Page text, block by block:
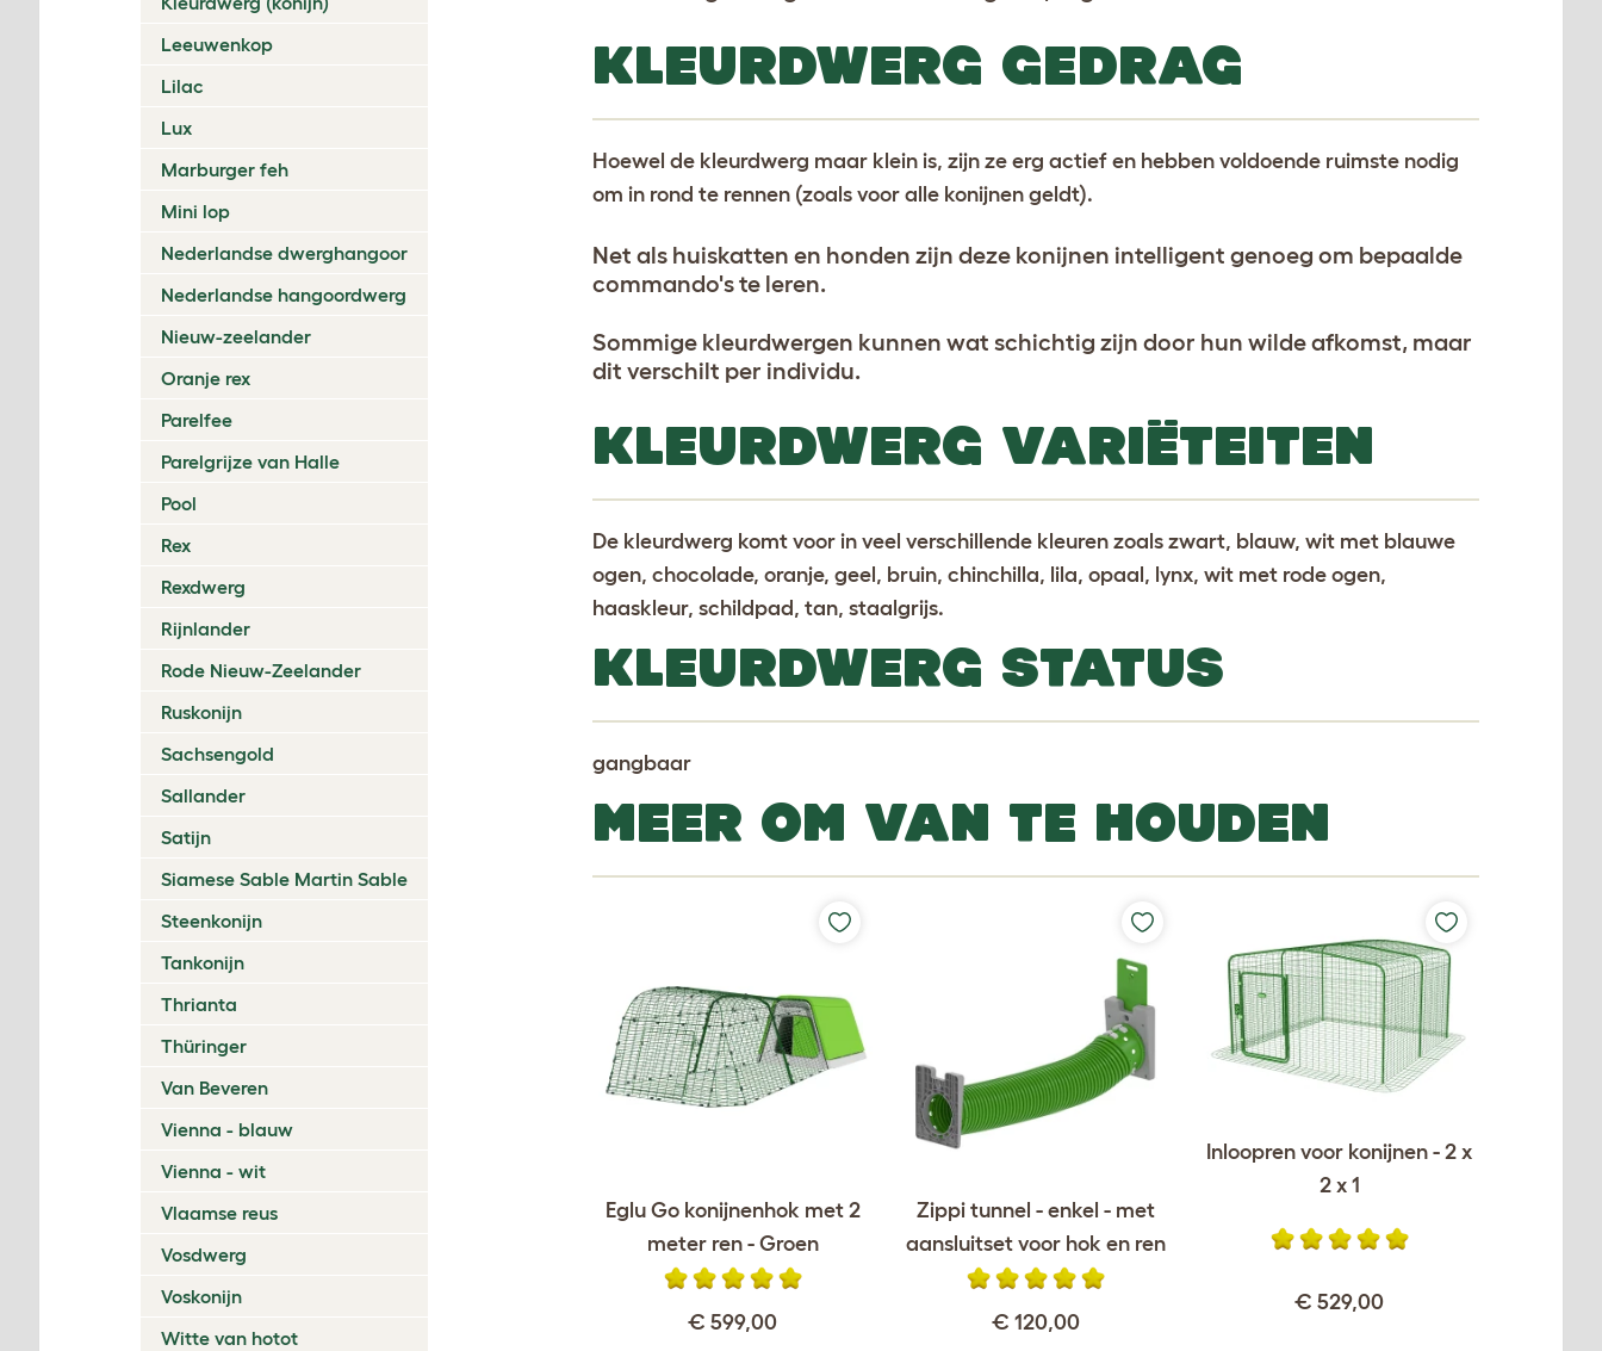
Leeuwenkop
Lilac
Lux
Marburger feh
Mini lop
Nederlandse dwerghangoor
Nederlandse hangoordwerg
Nieuw-zeelander
Oranje rex
Parelfee
Parelgrijze van Halle
Pool
Rex
Rexdwerg
Rijnlander
Rode Nieuw-Zeelander
Ruskonijn
Sachsengold
Sallander
Satijn
Siamese Sable Martin Sable
Steenkonijn
Tankonijn
Thrianta
Thüringer
Van Beveren
Vienna - blauw
Vienna - wit
Vlaamse reus
Vosdwerg
Voskonijn
Witte van hotot
KLEURDWERG GEDRAG
Hoewel de kleurdwerg maar klein is, zijn ze erg actief en hebben voldoende ruimste nodig
om in rond te rennen (zoals voor alle konijnen geldt).
Net als huiskatten en honden zijn deze konijnen intelligent genoeg om bepaalde
commando's te leren.
Sommige kleurdwergen kunnen wat schichtig zijn door hun wilde afkomst, maar
dit verschilt per individu.
KLEURDWERG VARIËTEITEN
De kleurdwerg komt voor in veel verschillende kleuren zoals zwart, blauw, wit met blauwe
ogen, chocolade, oranje, geel, bruin, chinchilla, lila, opaal, lynx, wit met rode ogen,
haaskleur, schildpad, tan, staalgrijs.
KLEURDWERG STATUS
gangbaar
MEER OM VAN TE HOUDEN
Eglu Go konijnenhok met 2
meter ren - Groen
€ 599,00
Zippi tunnel - enkel - met
aansluitset voor hok en ren
€ 120,00
Inloopren voor konijnen - 2 x
2 x 1
€ 529,00